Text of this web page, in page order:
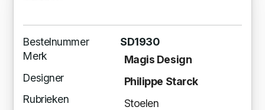
Bestelnummer
SD1930
Merk
Magis Design
Designer
Philippe Starck
Rubrieken
Stoelen